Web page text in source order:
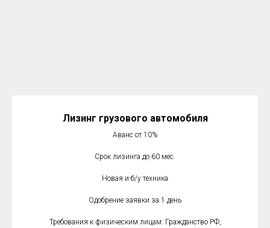
Лизинг грузового автомобиля
Аванс от 10%
Срок лизинга до 60 мес.
Новая и б/у техника
Одобрение заявки за 1 день
Требования к физическим лицам: Гражданство РФ,